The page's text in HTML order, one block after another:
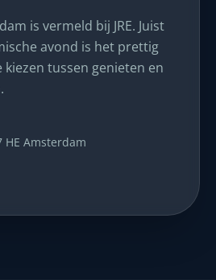
is vermeld bij JRE. Juist
avond is het prettig
tussen genieten en
HE Amsterdam